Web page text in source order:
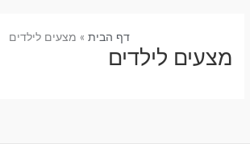
דף הבית מצעים לילדים
מצעים לילדים